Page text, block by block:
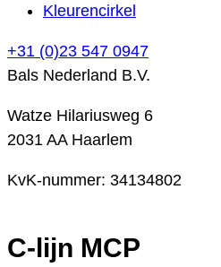
Kleurencirkel
+31 (0)23 547 0947
Bals Nederland B.V.
Watze Hilariusweg 6
2031 AA Haarlem
KvK-nummer: 34134802
C-lijn MCP